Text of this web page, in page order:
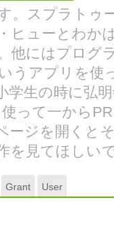
。スプラトゥ
ヒューとわか
他にはプログ
うアプリを使
学生の時に弘
って一から
ージを開くと
を見てほしい
Grant User